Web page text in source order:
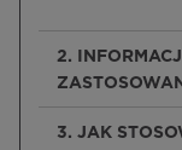
2.
3. JAK